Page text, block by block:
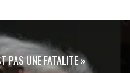
PAS UNE FATALITÉ »